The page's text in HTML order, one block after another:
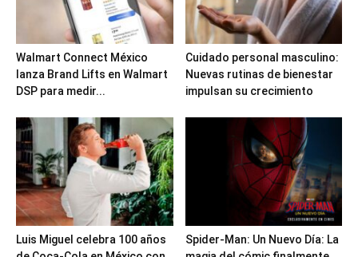
Walmart Connect México
lanza Brand Lifts en Walmart
DSP para medir...
Cuidado personal masculino:
Nuevas rutinas de bienestar
impulsan su crecimiento
Luis Miguel celebra 100 años
Spider-Man: Un Nuevo Día: La